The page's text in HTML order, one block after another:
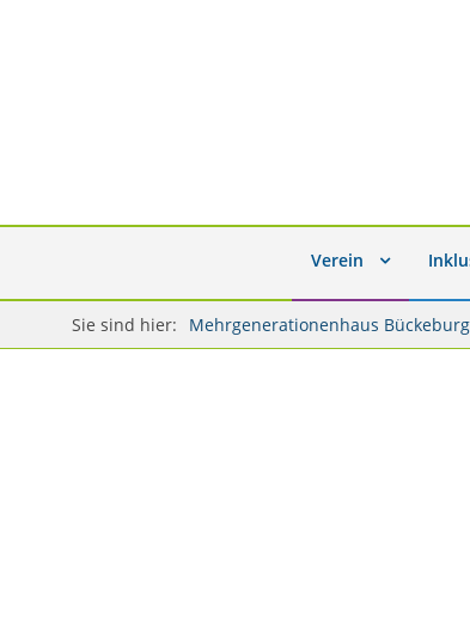
Verein
Sie sind hier: Mehrgenerationenhaus Bückeburg